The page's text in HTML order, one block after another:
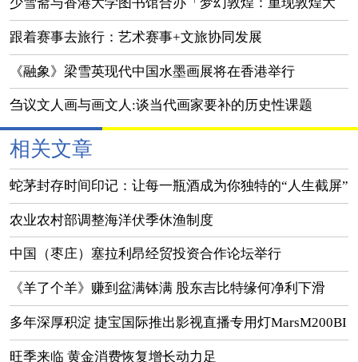
美之境」展览
跟着赛事去旅行：艺术赛事+文旅协同发展
《融象》梁雪英现代中国水墨画展将在香港举行
刍议文人画与画文人:谈当代画家要补的历史性课题
相关文章
蛇茅封存时间印记：让每一瓶酒成为你独特的“人生截屏”
农业农村部调整海洋伏季休渔制度
中国（枣庄）塞拉利昂经贸投资合作论坛举行
《羊了个羊》赚到盆满钵满 股东吉比特缘何净利下滑
多年深厚积淀 捷宝国际推出影视直播专用灯MarsM200BI
​旺季来临 黄金消费恢复增长动力足